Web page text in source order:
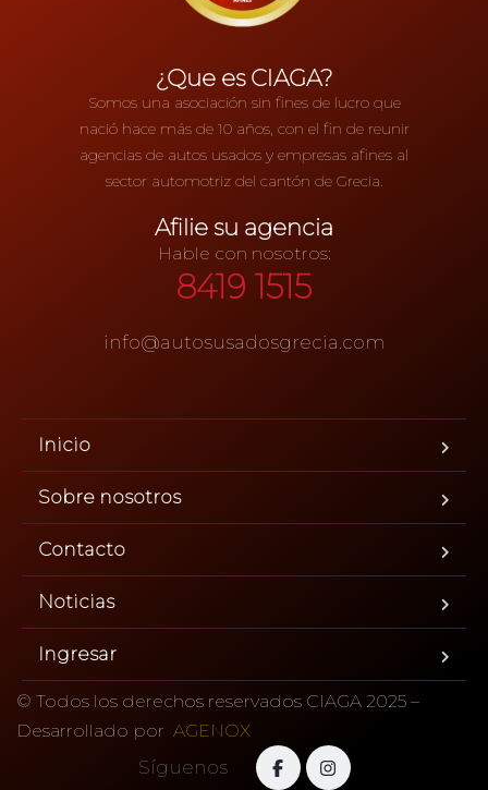
¿Que es CIAGA?
Somos una asociación sin fines de lucro que
nació hace más de 10 años, con el fin de reunir
agencias de autos usados y empresas afines al
sector automotriz del cantón de Grecia.
Afilie su agencia
Hable con nosotros:
8419 1515
info@autosusadosgrecia.com
Inicio
Sobre nosotros
Contacto
Noticias
Ingresar
© Todos los derechos reservados CIAGA 2025 –
Desarrollado por AGENOX
Síguenos